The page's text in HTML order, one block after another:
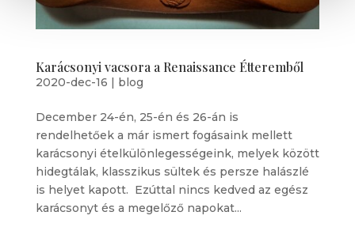
Karácsonyi vacsora a Renaissance Étteremből
2020-dec-16 | blog
December 24-én, 25-én és 26-án is
rendelhetőek a már ismert fogásaink mellett
karácsonyi ételkülönlegességeink, melyek között
hidegtálak, klasszikus sültek és persze halászlé
is helyet kapott. Ezúttal nincs kedved az egész
karácsonyt és a megelőző napokat...